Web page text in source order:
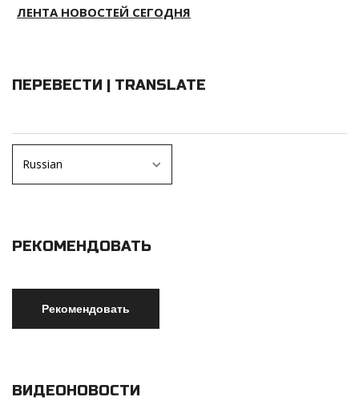
ЛЕНТА НОВОСТЕЙ СЕГОДНЯ
ПЕРЕВЕСТИ | TRANSLATE
РЕКОМЕНДОВАТЬ
ВИДЕОНОВОСТИ